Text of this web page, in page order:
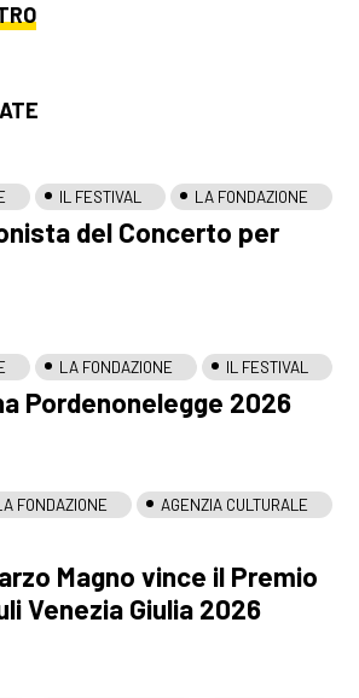
IL FESTIVAL LA FONDAZIONE
del Concerto per
LA FONDAZIONE IL FESTIVAL
Pordenonelegge 2026
FONDAZIONE
AGENZIA CULTURALE
Magno vince il Premio
Venezia Giulia 2026